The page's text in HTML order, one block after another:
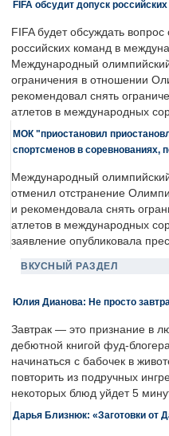
FIFA обсудит допуск
FIFA будет обсуждать
российских команд в
Международный
ограничения в отношении
рекомендовал снять
атлетов в международных
МОК "приостановил
спортсменов в соревнованиях,
Международный
отменил отстранение
и рекомендовала снять
атлетов в международных
заявление опубликовала
ВКУСНЫЙ РАЗДЕЛ
Юлия Дианова: Не просто
Завтрак — это признание в
дебютной книгой фуд-
начинаться с бабочек в
повторить из подручных
некоторых блюд уйдет 5
Дарья Близнюк: «Заготовки от